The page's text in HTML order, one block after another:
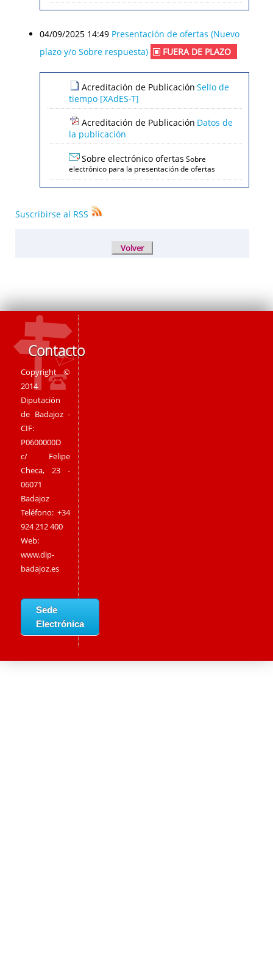
04/09/2025 14:49 Presentación de ofertas (Nuevo
plazo y/o Sobre respuesta)
FUERA DE PLAZO
Acreditación de Publicación Sello de
tiempo [XAdES-T]
Acreditación de Publicación Datos de
la publicación
Sobre electrónico ofertas Sobre
electrónico para la presentación de ofertas
Suscribirse al RSS
Contacto
Copyright ©
2014
Diputación
de Badajoz -
CIF:
P0600000D
c/ Felipe
Checa, 23 -
06071
Badajoz
Teléfono: +34
924 212 400
Web:
www.dip-
badajoz.es
Sede
Electrónica